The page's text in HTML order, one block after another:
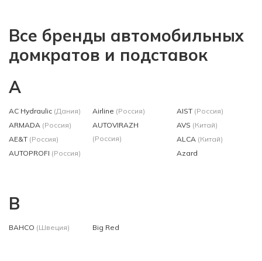
Все бренды автомобильных
домкратов и подставок
A
AC Hydraulic (Дания)
ARMADA (Россия)
AE&T (Россия)
AUTOPROFI (Россия)
Airline (Россия)
AUTOVIRAZH
(Россия)
AIST (Россия)
AVS (Китай)
ALCA (Китай)
Azard
B
BAHCO (Швеция) Big Red